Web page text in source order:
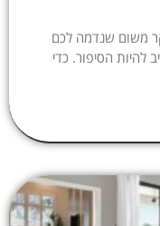
משום שנדמה לכם
להיות הסיפור. כדי